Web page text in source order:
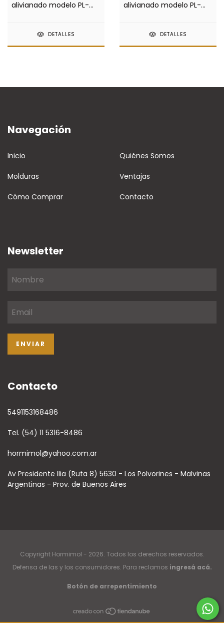
alivianado modelo PL-
DETALLES
alivianado modelo PL-
DETALLES
Navegación
Inicio Quiénes Somos
Molduras Ventajas
Cómo Comprar Contacto
Newsletter
Contacto
5491153168486
Tel. (54) 11 5316-8486
hormimol@yahoo.com.ar
Av Presidente Ilia (Ruta 8) 5630 - Los Polvorines - Malvinas
Argentinas - Prov. de Buenos Aires
Copyright Hormimol - 2026. Todos los derechos reservados.
Defensa de las y los consumidores. Para reclamos ingresá acá.
Botón de arrepentimiento